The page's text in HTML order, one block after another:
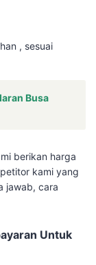
, sesuai
Busa
berikan harga
kami yang
jawab, cara
Untuk